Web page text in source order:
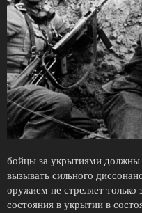
бойцы за укрытиями должны
вызывать сильного
оружием не стреляет только
состояния в укрытии в